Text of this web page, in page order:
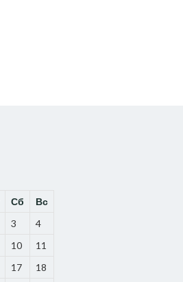
Сб
Вс
3
4
10
11
17
18